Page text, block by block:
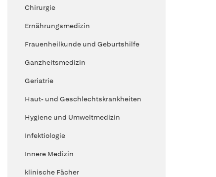
Chirurgie
Ernährungsmedizin
Frauenheilkunde und Geburtshilfe
Ganzheitsmedizin
Geriatrie
Haut- und Geschlechtskrankheiten
Hygiene und Umweltmedizin
Infektiologie
Innere Medizin
klinische Fächer